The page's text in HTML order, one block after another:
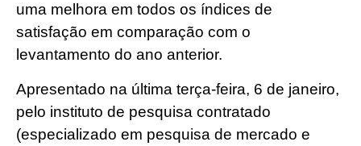
uma melhora em todos os índices de
satisfação em comparação com o
levantamento do ano anterior.
Apresentado na última terça-feira, 6 de janeiro,
pelo instituto de pesquisa contratado
(especializado em pesquisa de mercado e